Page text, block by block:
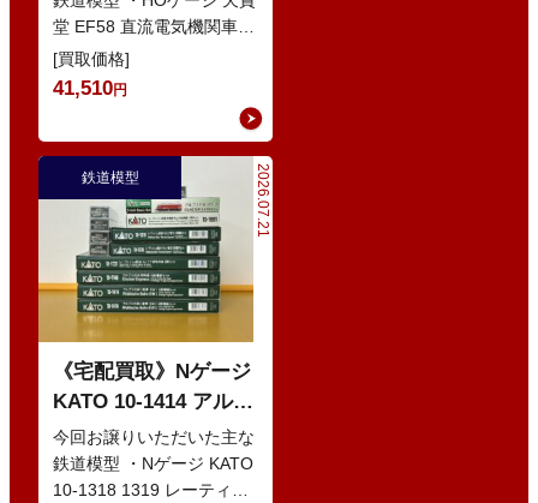
堂 EF58 直流電気機関車
・Nゲージ KATO 10-386
285系0番…
[買取価格]
41,510円
2026.07.21
鉄道模型
《宅配買取》Nゲージ
KATO 10-1414 アルプ
スの赤い客車 EWI な
どの鉄道模型
今回お譲りいただいた主な
鉄道模型 ・Nゲージ KATO
10-1318 1319 レーティッ